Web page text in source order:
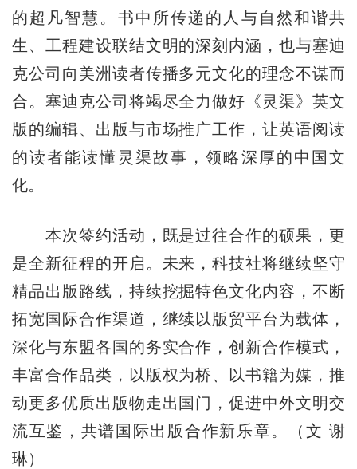
的超凡智慧。书中所传递的人与自然和谐共
生、工程建设联结文明的深刻内涵，也与塞迪
克公司向美洲读者传播多元文化的理念不谋而
合。塞迪克公司将竭尽全力做好《灵渠》英文
版的编辑、出版与市场推广工作，让英语阅读
的读者能读懂灵渠故事，领略深厚的中国文
化。
本次签约活动，既是过往合作的硕果，更
是全新征程的开启。未来，科技社将继续坚守
精品出版路线，持续挖掘特色文化内容，不断
拓宽国际合作渠道，继续以版贸平台为载体，
深化与东盟各国的务实合作，创新合作模式，
丰富合作品类，以版权为桥、以书籍为媒，推
动更多优质出版物走出国门，促进中外文明交
流互鉴，共谱国际出版合作新乐章。（文 谢
琳）